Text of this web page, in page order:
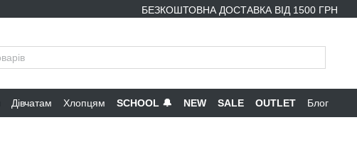
БЕЗКОШТОВНА ДОСТАВКА ВІД 1500 ГРН
Дівчатам Хлопцям SCHOOL 🔔 NEW SALE OUTLET Блог